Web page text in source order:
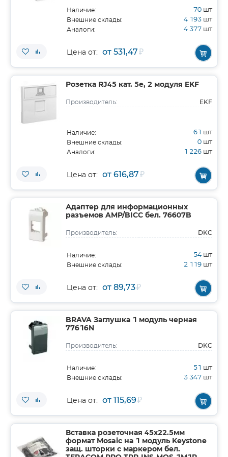
Наличие: 70 шт
Внешние склады: 4 193 шт
Аналоги: 4 377 шт
Цена от: от 531,47₽
Розетка RJ45 кат. 5e, 2 модуля EKF
Производитель: EKF
Наличие: 61 шт
Внешние склады: 0 шт
Аналоги: 1 226 шт
Цена от: от 616,87₽
Адаптер для информационных
разъемов AMP/BICC бел. 76607B
Производитель: DKC
Наличие: 54 шт
Внешние склады: 2 119 шт
Цена от: от 89,73₽
BRAVA Заглушка 1 модуль черная
77616N
Производитель: DKC
Наличие: 51 шт
Внешние склады: 3 347 шт
Цена от: от 115,69₽
Вставка розеточная 45х22.5мм
формат Mosaic на 1 модуль Keystone
защ. шторки с маркером бел.